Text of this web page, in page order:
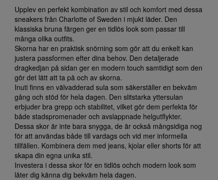
Upplev en perfekt kombination av stil och komfort med dessa
sneakers från Charlotte of Sweden i mjukt läder. Den
klassiska bruna färgen ger en tidlös look som passar till
många olika outfits.
Skorna har en praktisk snörning som gör att du enkelt kan
justera passformen efter dina behov. Den detaljerade
dragkedjan på sidan ger en modern touch samtidigt som den
gör det lätt att ta på och av skorna.
Inuti finns en välvadderad sula som säkerställer en bekväm
gång och stöd för hela dagen. Den slitstarka yttersulan
erbjuder bra grepp och stabilitet, vilket gör dem perfekta för
både stadspromenader och avslappnade helgutflykter.
Dessa skor är inte bara snygga, de är också mångsidiga nog
för att användas både till vardags och vid mer informella
tillfällen. Kombinera dem med jeans, kjolar eller shorts för att
skapa din egna unika stil.
Investera i dessa skor för en tidlös ochch modern look som
låter dig känna dig bekväm hela dagen.